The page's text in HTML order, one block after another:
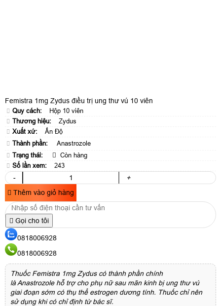
Femistra 1mg Zydus điều trị ung thư vú 10 viên
Quy cách:
Hộp 10 viên
Thương hiệu:
Zydus
Xuất xứ:
Ấn Độ
Thành phần:
Anastrozole
Trạng thái:
Còn hàng
Số lần xem:
243
-
+
Thêm vào giỏ hàng
Gọi cho tôi
0818006928
0818006928
Thuốc Femistra 1mg Zydus có thành phần chính
là Anastrozole hỗ trợ cho phụ nữ sau mãn kinh bị ung thư vú
giai đoạn sớm có thụ thể estrogen dương tính. Thuốc chỉ nên
sử dụng khi có chỉ định từ bác sĩ.